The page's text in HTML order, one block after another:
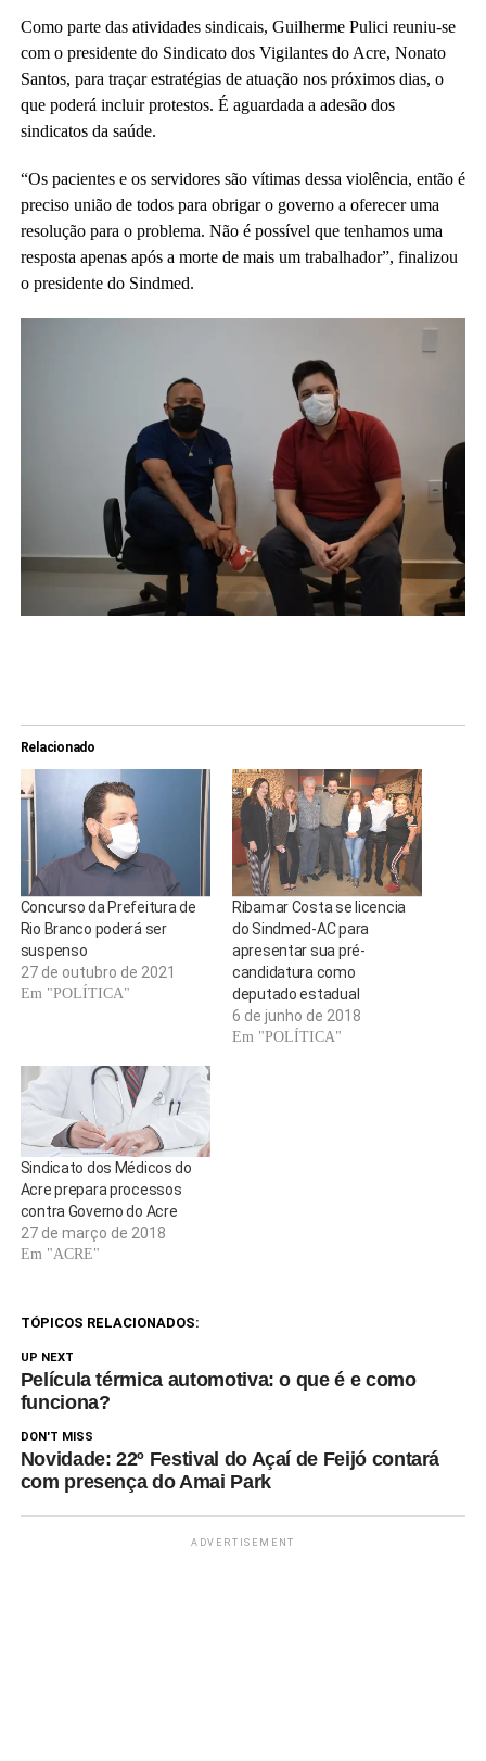
Como parte das atividades sindicais, Guilherme Pulici reuniu-se
com o presidente do Sindicato dos Vigilantes do Acre, Nonato
Santos, para traçar estratégias de atuação nos próximos dias, o
que poderá incluir protestos. É aguardada a adesão dos
sindicatos da saúde.
“Os pacientes e os servidores são vítimas dessa violência, então é
preciso união de todos para obrigar o governo a oferecer uma
resolução para o problema. Não é possível que tenhamos uma
resposta apenas após a morte de mais um trabalhador”, finalizou
o presidente do Sindmed.
Relacionado
Concurso da Prefeitura de
Rio Branco poderá ser
suspenso
27 de outubro de 2021
Em "POLÍTICA"
Ribamar Costa se licencia
do Sindmed-AC para
apresentar sua pré-
candidatura como
deputado estadual
6 de junho de 2018
Em "POLÍTICA"
Sindicato dos Médicos do
Acre prepara processos
contra Governo do Acre
27 de março de 2018
Em "ACRE"
TÓPICOS RELACIONADOS:
UP NEXT
Película térmica automotiva: o que é e como
funciona?
DON'T MISS
Novidade: 22º Festival do Açaí de Feijó contará
com presença do Amai Park
ADVERTISEMENT